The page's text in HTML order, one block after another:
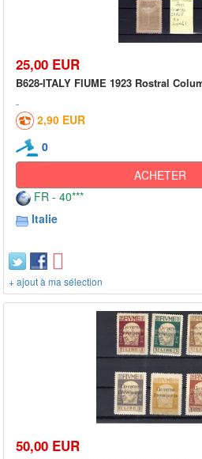
25,00 EUR
B628-ITALY FIUME 1923 Rostral
2,90 EUR
0
ACHETER
FR - 40***
Italie
+ ajout à ma sélection
50,00 EUR